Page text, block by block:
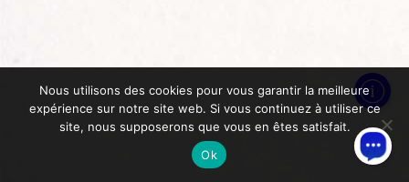
Nous utilisons des cookies pour vous garantir la meilleure
expérience sur notre site web. Si vous continuez à utiliser ce
site, nous supposerons que vous en êtes satisfait.
Ok